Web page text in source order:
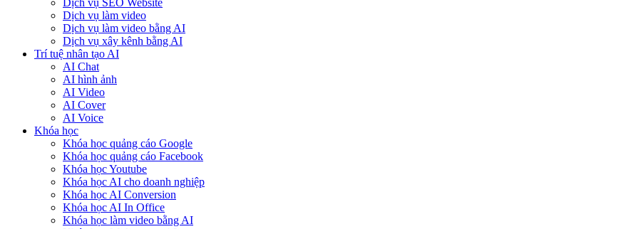
Dịch vụ SEO Website
Dịch vụ làm video
Dịch vụ làm video bằng AI
Dịch vụ xây kênh bằng AI
Trí tuệ nhân tạo AI
AI Chat
AI hình ảnh
AI Video
AI Cover
AI Voice
Khóa học
Khóa học quảng cáo Google
Khóa học quảng cáo Facebook
Khóa học Youtube
Khóa học AI cho doanh nghiệp
Khóa học AI Conversion
Khóa học AI In Office
Khóa học làm video bằng AI